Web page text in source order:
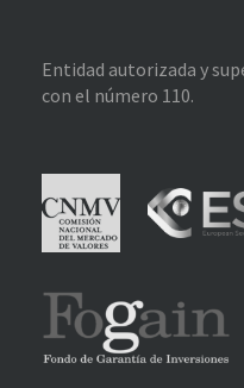
Entidad autorizada y
con el número 110.